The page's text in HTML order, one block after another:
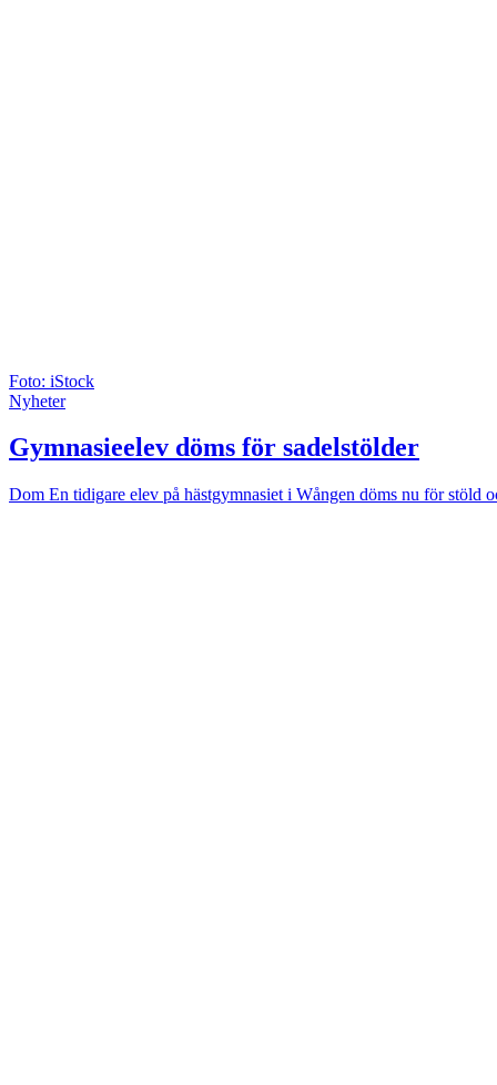
Foto: iStock
Nyheter
Gymnasieelev döms för sadelstölder
Dom En tidigare elev på hästgymnasiet i Wången döms nu för stöld